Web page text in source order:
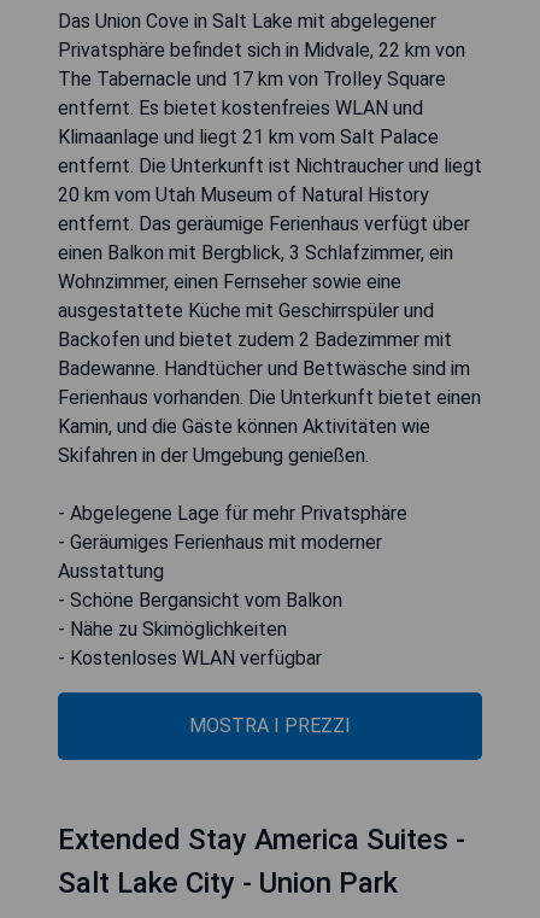
Das Union Cove in Salt Lake mit abgelegener
Privatsphäre befindet sich in Midvale, 22 km von
The Tabernacle und 17 km von Trolley Square
entfernt. Es bietet kostenfreies WLAN und
Klimaanlage und liegt 21 km vom Salt Palace
entfernt. Die Unterkunft ist Nichtraucher und liegt
20 km vom Utah Museum of Natural History
entfernt. Das geräumige Ferienhaus verfügt über
einen Balkon mit Bergblick, 3 Schlafzimmer, ein
Wohnzimmer, einen Fernseher sowie eine
ausgestattete Küche mit Geschirrspüler und
Backofen und bietet zudem 2 Badezimmer mit
Badewanne. Handtücher und Bettwäsche sind im
Ferienhaus vorhanden. Die Unterkunft bietet einen
Kamin, und die Gäste können Aktivitäten wie
Skifahren in der Umgebung genießen.
- Abgelegene Lage für mehr Privatsphäre
- Geräumiges Ferienhaus mit moderner
Ausstattung
- Schöne Bergansicht vom Balkon
- Nähe zu Skimöglichkeiten
- Kostenloses WLAN verfügbar
MOSTRA I PREZZI
Extended Stay America Suites -
Salt Lake City - Union Park